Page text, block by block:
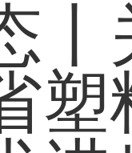
丨
塑